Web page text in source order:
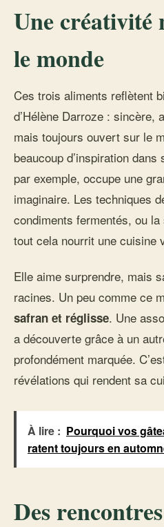
Une
le monde
Ces trois aliments reflètent
d’Hélène Darroze :
mais toujours ouvert sur le
beaucoup d’inspiration
par exemple, occupe une
imaginaire. Les techniques
condiments fermentés, ou
tout cela nourrit une cuisine
Elle aime surprendre, mais
racines. Un peu comme ce
safran et réglisse. Une
a découverte grâce à un
profondément marquée.
révélations qui rendent sa
À lire : Pourquoi vos
ratent toujours en
Des